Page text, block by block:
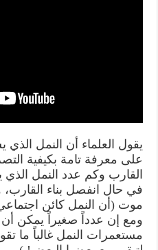
يقول العلماء أن النمل
على معرفة تامة بكيفية
القارب وكم عدد النمل
في حال انفصل بناء القارب،
موت (أن النمل كائن
ومع إن عدداً صغيراً يمكن أن
مستعمرات النمل غالباً ما